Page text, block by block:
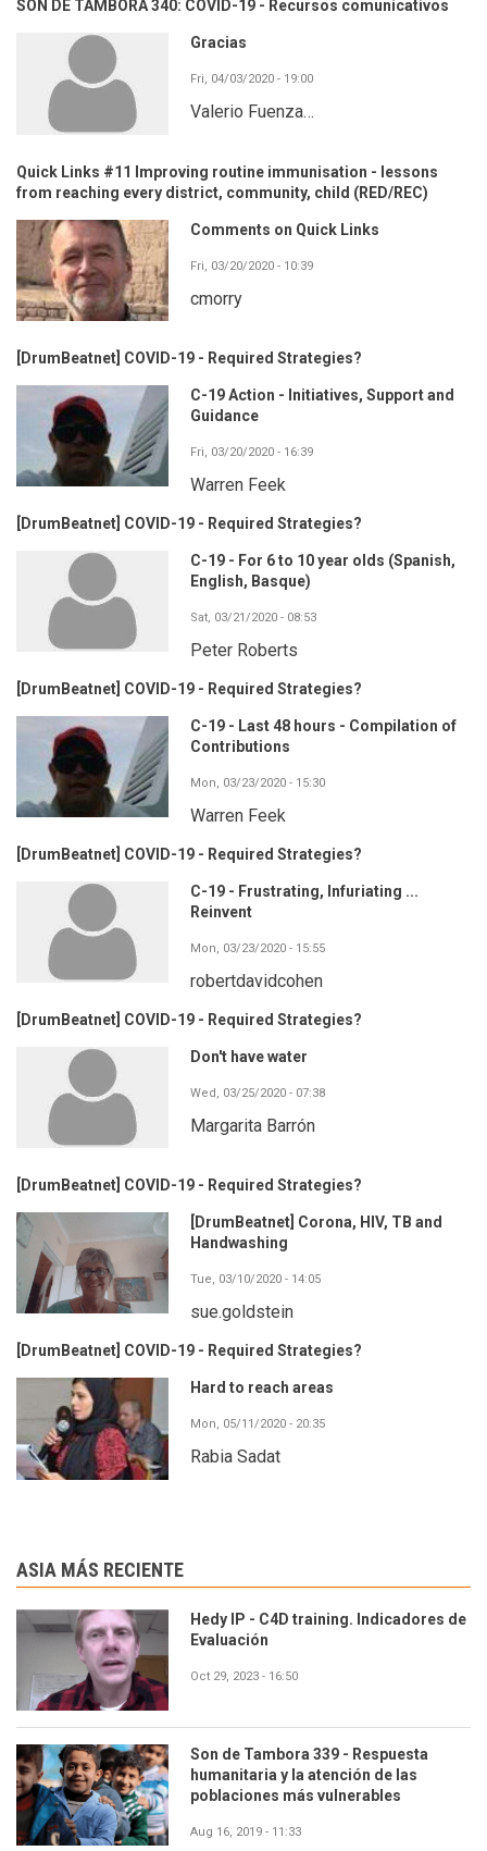
SON DE TAMBORA 340: COVID-19 - Recursos comunicativos
Gracias
Fri, 04/03/2020 - 19:00
Valerio Fuenza…
Quick Links #11 Improving routine immunisation - lessons
from reaching every district, community, child (RED/REC)
Comments on Quick Links
Fri, 03/20/2020 - 10:39
cmorry
[DrumBeatnet] COVID-19 - Required Strategies?
C-19 Action - Initiatives, Support and
Guidance
Fri, 03/20/2020 - 16:39
Warren Feek
[DrumBeatnet] COVID-19 - Required Strategies?
C-19 - For 6 to 10 year olds (Spanish,
English, Basque)
Sat, 03/21/2020 - 08:53
Peter Roberts
[DrumBeatnet] COVID-19 - Required Strategies?
C-19 - Last 48 hours - Compilation of
Contributions
Mon, 03/23/2020 - 15:30
Warren Feek
[DrumBeatnet] COVID-19 - Required Strategies?
C-19 - Frustrating, Infuriating ...
Reinvent
Mon, 03/23/2020 - 15:55
robertdavidcohen
[DrumBeatnet] COVID-19 - Required Strategies?
Don't have water
Wed, 03/25/2020 - 07:38
Margarita Barrón
[DrumBeatnet] COVID-19 - Required Strategies?
[DrumBeatnet] Corona, HIV, TB and
Handwashing
Tue, 03/10/2020 - 14:05
sue.goldstein
[DrumBeatnet] COVID-19 - Required Strategies?
Hard to reach areas
Mon, 05/11/2020 - 20:35
Rabia Sadat
ASIA MÁS RECIENTE
Hedy IP - C4D training. Indicadores de
Evaluación
Oct 29, 2023 - 16:50
Son de Tambora 339 - Respuesta
humanitaria y la atención de las
poblaciones más vulnerables
Aug 16, 2019 - 11:33